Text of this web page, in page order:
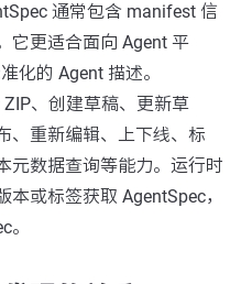
通常包含 manifest 信
它更适合面向 Agent 平
化的 Agent 描述。
、创建草稿、更新草
、重新编辑、上下线、标
元数据查询等能力。运行时
或标签获取 AgentSpec，